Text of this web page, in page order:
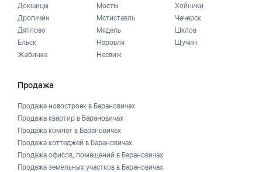
Докшицы
Дрогичин
Дятлово
Ельск
Жабинка
Мосты
Мстиставль
Мядель
Наровля
Несвиж
Хойники
Чечерск
Шклов
Щучин
Продажа
Продажа новостроек в Барановичах
Продажа квартир в Барановичах
Продажа комнат в Барановичах
Продажа коттеджей в Барановичах
Продажа офисов, помещений в Барановичах
Продажа земельных участков в Барановичах